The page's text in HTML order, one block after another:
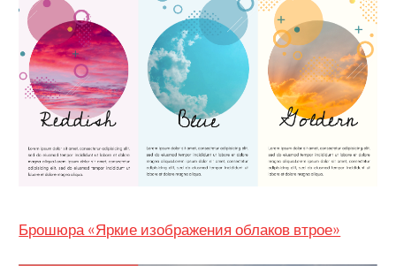
Брошюра «Яркие изображения облаков втрое»